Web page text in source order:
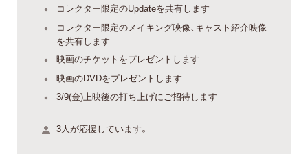
コレクター限定のUpdateを共有します
コレクター限定のメイキング映像、キャスト紹介映像
を共有します
映画のチケットをプレゼントします
映画のDVDをプレゼントします
3/9(金)上映後の打ち上げにご招待します
3人が応援しています。